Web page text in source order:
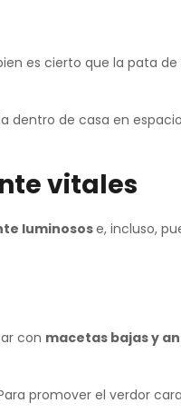
es cierto que la pata
dentro de casa en
vitales
luminosose, incluso,
con macetas bajas y
promover el verdor